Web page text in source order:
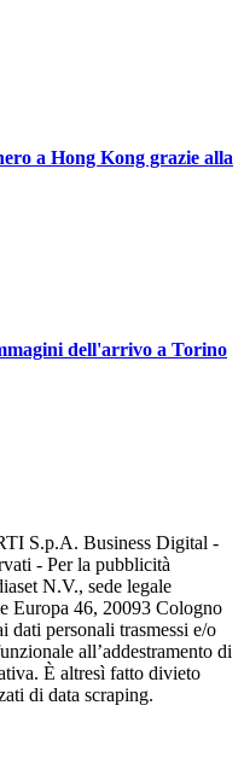
a Hong Kong grazie alla
dell'arrivo a Torino
S.p.A. Business Digital -
- Per la pubblicità
N.V., sede legale
Europa 46, 20093 Cologno
dati personali trasmessi e/o
all’addestramento di
È altresì fatto divieto
di data scraping.